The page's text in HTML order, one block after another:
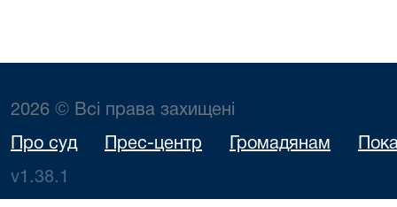
2026 © Всі права захищені
Про суд Прес-центр Громадянам
v1.38.1